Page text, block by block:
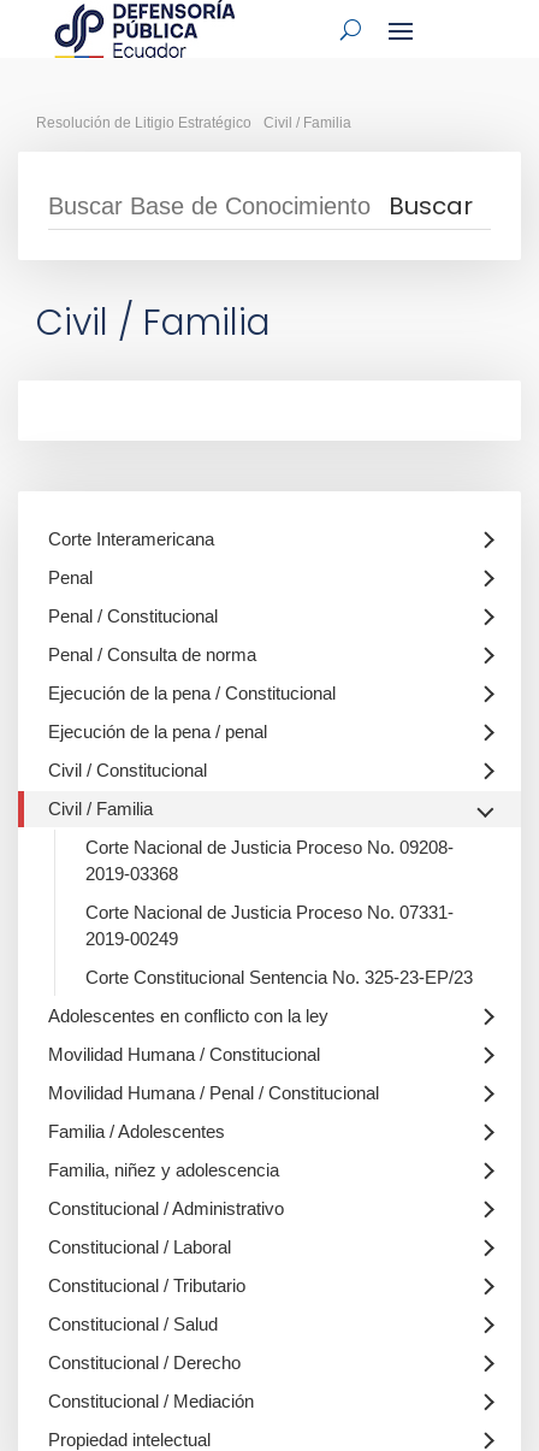
Resolución de Litigio Estratégico Civil / Familia
Civil / Familia
Corte Interamericana
Penal
Penal / Constitucional
Penal / Consulta de norma
Ejecución de la pena / Constitucional
Ejecución de la pena / penal
Civil / Constitucional
Civil / Familia
Corte Nacional de Justicia Proceso No. 09208-
2019-03368
Corte Nacional de Justicia Proceso No. 07331-
2019-00249
Corte Constitucional Sentencia No. 325-23-EP/23
Adolescentes en conflicto con la ley
Movilidad Humana / Constitucional
Movilidad Humana / Penal / Constitucional
Familia / Adolescentes
Familia, niñez y adolescencia
Constitucional / Administrativo
Constitucional / Laboral
Constitucional / Tributario
Constitucional / Salud
Constitucional / Derecho
Constitucional / Mediación
Propiedad intelectual